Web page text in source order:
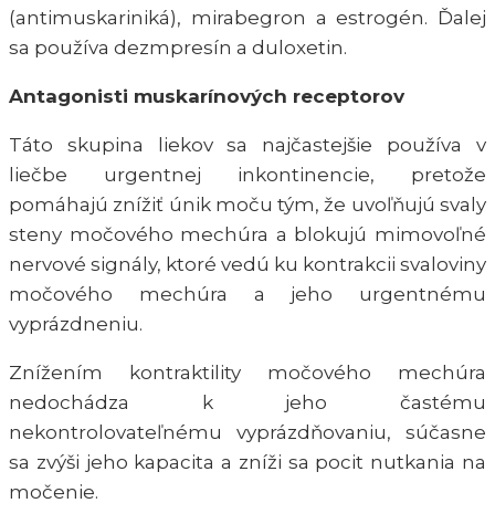
(antimuskariniká), mirabegron a estrogén. Ďalej
sa používa dezmpresín a duloxetin.
Antagonisti muskarínových receptorov
Táto skupina liekov sa najčastejšie používa v
liečbe urgentnej inkontinencie, pretože
pomáhajú znížiť únik moču tým, že uvoľňujú svaly
steny močového mechúra a blokujú mimovoľné
nervové signály, ktoré vedú ku kontrakcii svaloviny
močového mechúra a jeho urgentnému
vyprázdneniu.
Znížením kontraktility močového mechúra
nedochádza k jeho častému
nekontrolovateľnému vyprázdňovaniu, súčasne
sa zvýši jeho kapacita a zníži sa pocit nutkania na
močenie.